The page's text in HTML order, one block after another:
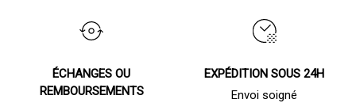
ÉCHANGES OU
REMBOURSEMENTS
EXPÉDITION SOUS 24H
Envoi soigné